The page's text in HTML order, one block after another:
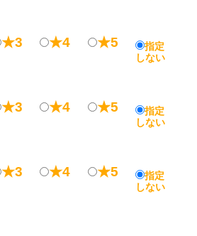
★3 ★4 ★5
指定
しない
★3 ★4 ★5
指定
しない
★3 ★4 ★5
指定
しない